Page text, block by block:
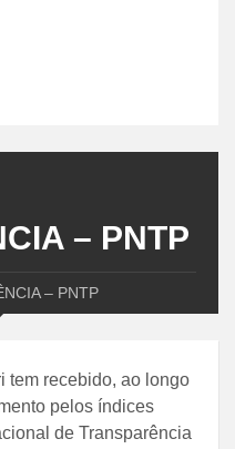
– PNTP
– PNTP
tem recebido, ao longo
pelos índices
de Transparência